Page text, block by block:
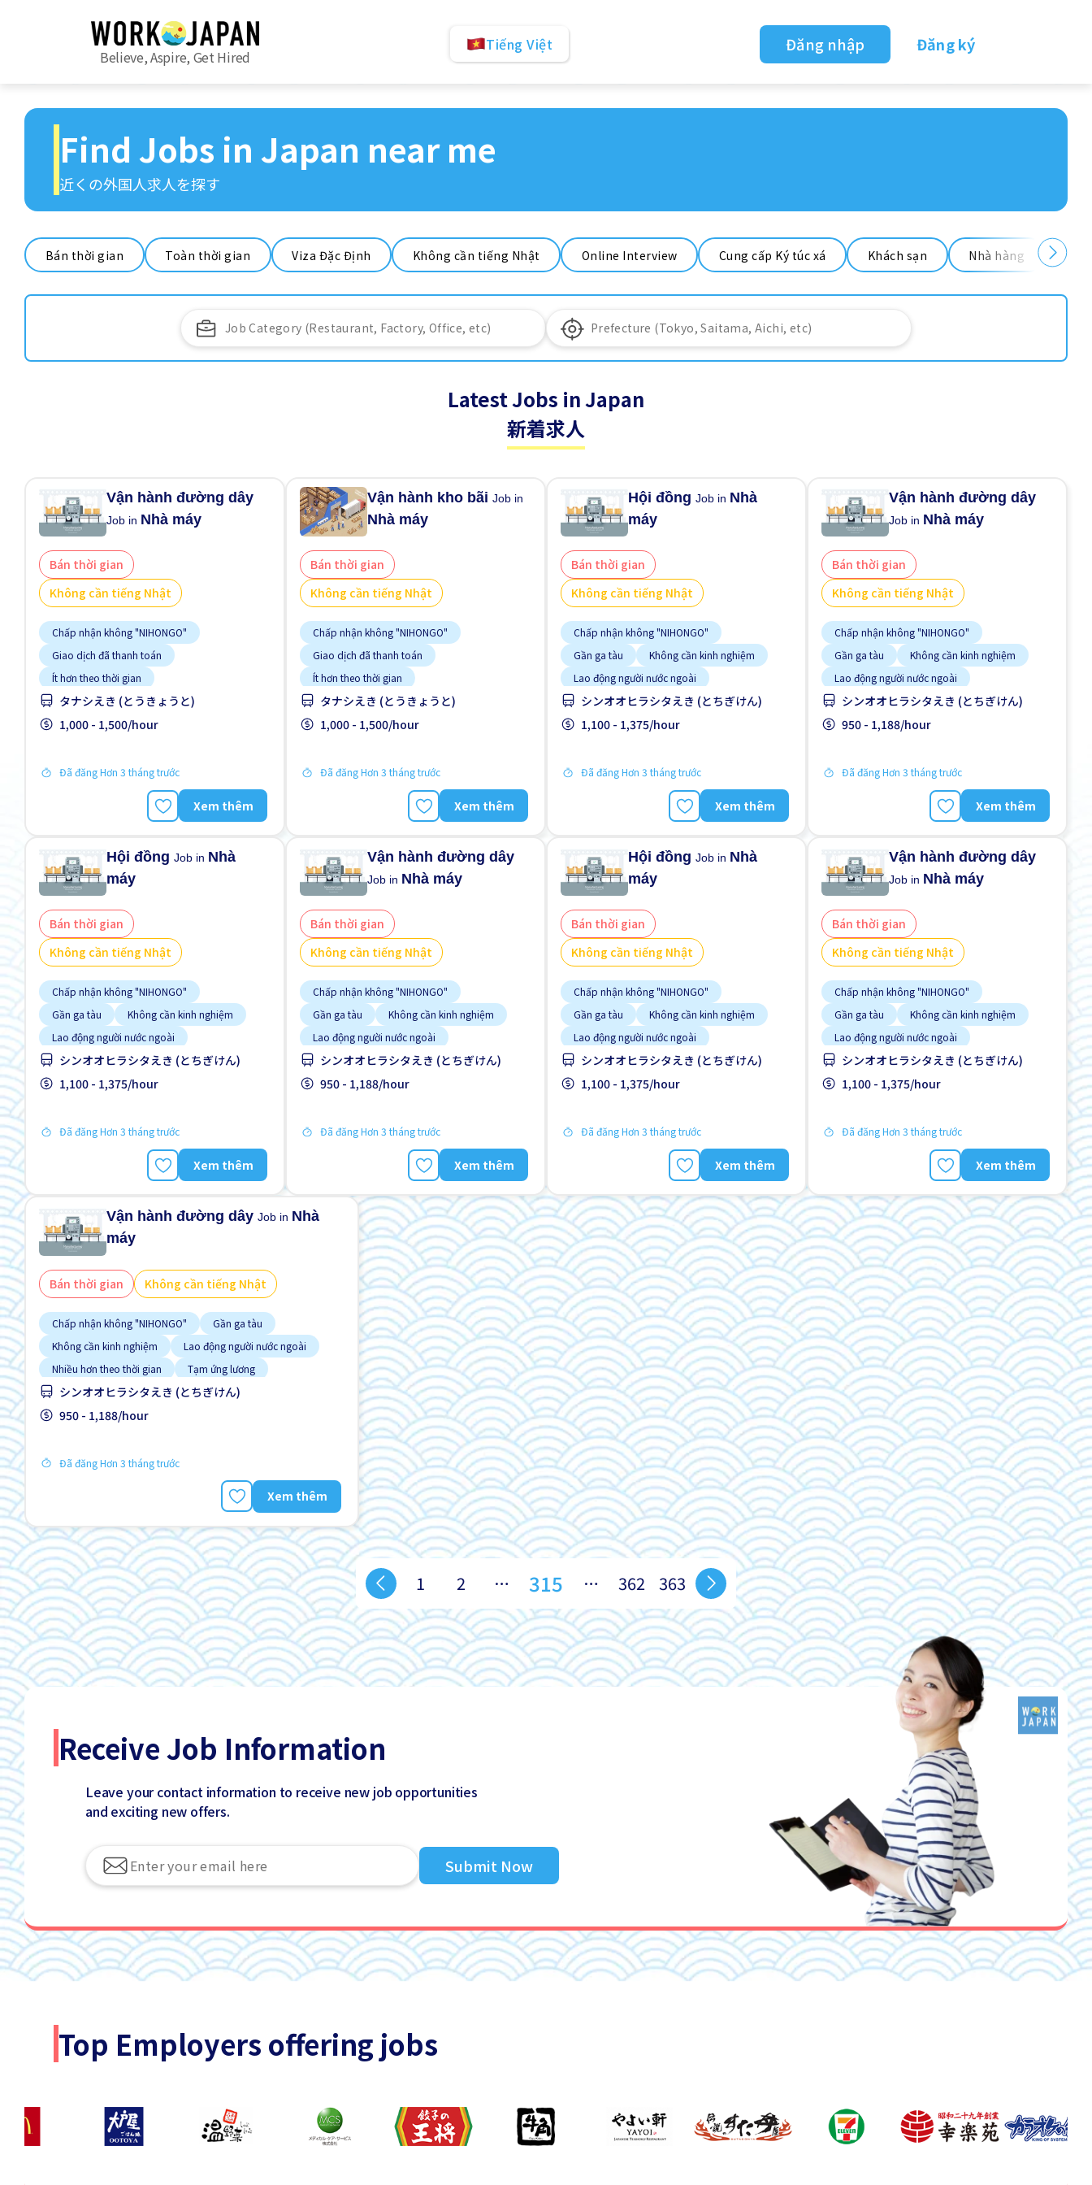
Believe, Aspire, Get Hired
Tiếng Việt Đăng nhập Đăng ký
Find Jobs in Japan near me
近くの外国人求人を探す
Bán thời gian Toàn thời gian Viza Đặc Định Không cần tiếng Nhật Online Interview Cung cấp Ký túc xá Khách sạn Nhà hàng
Latest Jobs in Japan
新着求人
Vận hành đường dây
Job in Nhà máy
Bán thời gian
Không cần tiếng Nhật
Chấp nhận không "NIHONGO"
Giao dịch đã thanh toán
Ít hơn theo thời gian
Không cần kinh nghiệm
Vài giờ làm việc
タナシえき (とうきょうと)
1,000 - 1,500/hour
Đã đăng Hơn 3 tháng trước
Xem thêm
Vận hành kho bãiJob in
Nhà máy
Bán thời gian
Không cần tiếng Nhật
Chấp nhận không "NIHONGO"
Giao dịch đã thanh toán
Ít hơn theo thời gian
Không cần kinh nghiệm
Vài giờ làm việc
タナシえき (とうきょうと)
1,000 - 1,500/hour
Đã đăng Hơn 3 tháng trước
Xem thêm
Hội đồngJob in Nhà
máy
Bán thời gian
Không cần tiếng Nhật
Chấp nhận không "NIHONGO"
Gần ga tàu
Không cần kinh nghiệm
Lao động người nước ngoài
Nhiều hơn theo thời gian
Tạm ứng lương
シンオオヒラシタえき (とちぎけん)
1,100 - 1,375/hour
Đã đăng Hơn 3 tháng trước
Xem thêm
Vận hành đường dây
Job in Nhà máy
Bán thời gian
Không cần tiếng Nhật
Chấp nhận không "NIHONGO"
Gần ga tàu
Không cần kinh nghiệm
Lao động người nước ngoài
Nhiều hơn theo thời gian
Tạm ứng lương
シンオオヒラシタえき (とちぎけん)
950 - 1,188/hour
Đã đăng Hơn 3 tháng trước
Xem thêm
Hội đồngJob in Nhà
máy
Bán thời gian
Không cần tiếng Nhật
Chấp nhận không "NIHONGO"
Gần ga tàu
Không cần kinh nghiệm
Lao động người nước ngoài
Nhiều hơn theo thời gian
Tạm ứng lương
シンオオヒラシタえき (とちぎけん)
1,100 - 1,375/hour
Đã đăng Hơn 3 tháng trước
Xem thêm
Vận hành đường dây
Job in Nhà máy
Bán thời gian
Không cần tiếng Nhật
Chấp nhận không "NIHONGO"
Gần ga tàu
Không cần kinh nghiệm
Lao động người nước ngoài
Nhiều hơn theo thời gian
Tạm ứng lương
シンオオヒラシタえき (とちぎけん)
950 - 1,188/hour
Đã đăng Hơn 3 tháng trước
Xem thêm
Hội đồngJob in Nhà
máy
Bán thời gian
Không cần tiếng Nhật
Chấp nhận không "NIHONGO"
Gần ga tàu
Không cần kinh nghiệm
Lao động người nước ngoài
Nhiều hơn theo thời gian
Tạm ứng lương
シンオオヒラシタえき (とちぎけん)
1,100 - 1,375/hour
Đã đăng Hơn 3 tháng trước
Xem thêm
Vận hành đường dây
Job in Nhà máy
Bán thời gian
Không cần tiếng Nhật
Chấp nhận không "NIHONGO"
Gần ga tàu
Không cần kinh nghiệm
Lao động người nước ngoài
Nhiều hơn theo thời gian
Tạm ứng lương
シンオオヒラシタえき (とちぎけん)
1,100 - 1,375/hour
Đã đăng Hơn 3 tháng trước
Xem thêm
Vận hành đường dâyJob in Nhà
máy
Bán thời gian Không cần tiếng Nhật
Chấp nhận không "NIHONGO"
Gần ga tàu
Không cần kinh nghiệm
Lao động người nước ngoài
Nhiều hơn theo thời gian
Tạm ứng lương
シンオオヒラシタえき (とちぎけん)
950 - 1,188/hour
Đã đăng Hơn 3 tháng trước
Xem thêm
1 2 … 315 … 362 363
Receive Job Information
Leave your contact information to receive new job opportunities
and exciting new offers.
Submit Now
Top Employers offering jobs